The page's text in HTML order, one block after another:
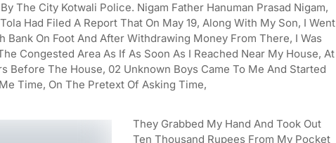
The City Kotwali Police. Nigam Father Hanuman Prasad Nigam,
Had Filed A Report That On May 19, Along With My Son, I Went
Bank On Foot And After Withdrawing Money From There, I Was
Congested Area As If As Soon As I Reached Near My House, At
Before The House, 02 Unknown Boys Came To Me And Started
Time, On The Pretext Of Asking Time,
They Grabbed My Hand And Took Out
Ten Thousand Rupees From My Pocket